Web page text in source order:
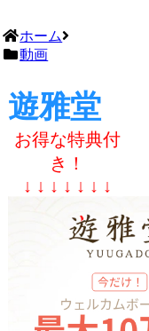
ホーム
動画
遊雅堂
お得な特典付
き！
↓ ↓ ↓ ↓ ↓ ↓ ↓